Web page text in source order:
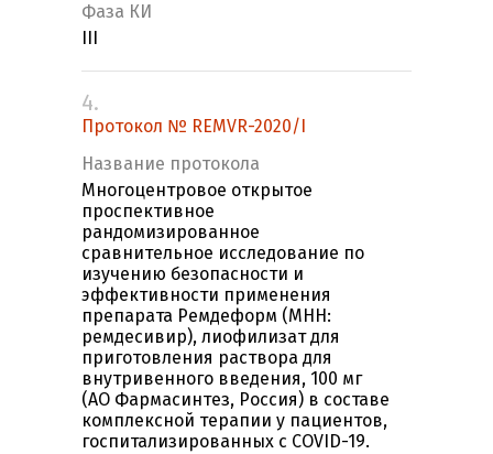
Фаза КИ
4.
Протокол № REMVR-2020/I
Название протокола
Многоцентровое открытое
проспективное
рандомизированное
сравнительное исследование по
изучению безопасности и
эффективности применения
препарата Ремдеформ (МНН:
ремдесивир), лиофилизат для
приготовления раствора для
внутривенного введения, 100 мг
(АО Фармасинтез, Россия) в составе
комплексной терапии у пациентов,
госпитализированных c COVID-19.